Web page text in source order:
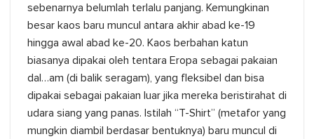
sebenarnya belumlah terlalu panjang. Kemungkinan
besar kaos baru muncul antara akhir abad ke-19
hingga awal abad ke-20. Kaos berbahan katun
biasanya dipakai oleh tentara Eropa sebagai pakaian
dal…am (di balik seragam), yang fleksibel dan bisa
dipakai sebagai pakaian luar jika mereka beristirahat di
udara siang yang panas. Istilah “T-Shirt” (metafor yang
mungkin diambil berdasar bentuknya) baru muncul di